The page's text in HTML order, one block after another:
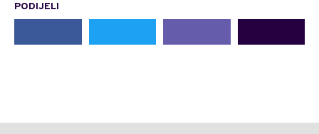
PODIJELI